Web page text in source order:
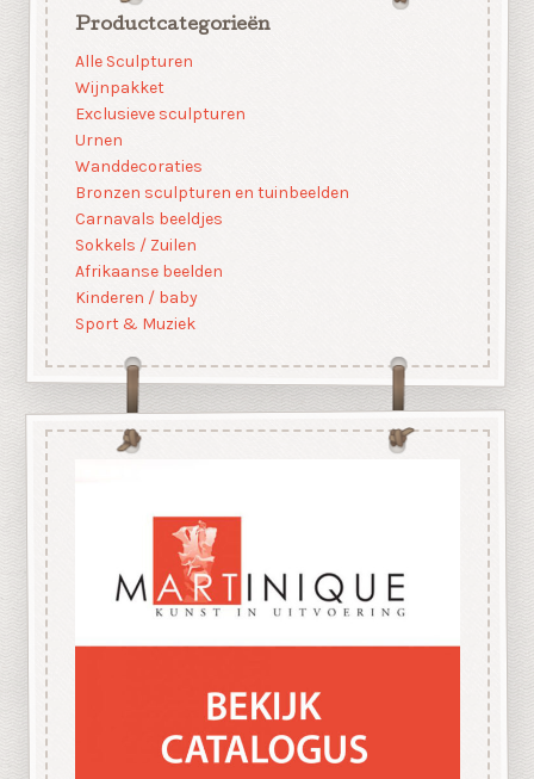
Productcategorieën
Alle Sculpturen
Wijnpakket
Exclusieve sculpturen
Urnen
Wanddecoraties
Bronzen sculpturen en tuinbeelden
Carnavals beeldjes
Sokkels / Zuilen
Afrikaanse beelden
Kinderen / baby
Sport & Muziek